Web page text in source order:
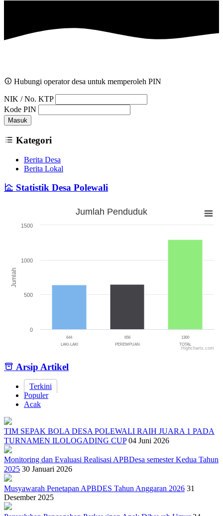
Hubungi operator desa untuk memperoleh PIN
NIK / No. KTP
Kode PIN
Masuk
Kategori
Berita Desa
Berita Lokal
Statistik Desa Polewali
Jumlah
Jumlah Penduduk
644
LAKI-LAKI
656
PEREMPUAN
1300
TOTAL
0
500
1000
1500
Highcharts.com
Arsip Artikel
Terkini
Populer
Acak
TIM SEPAK BOLA DESA POLEWALI RAIH JUARA 1 PADA
TURNAMEN ILOLOGADING CUP 04 Juni 2026
Monitoring dan Evaluasi Realisasi APBDesa semester Kedua Tahun
2025 30 Januari 2026
Musyawarah Penetapan APBDES Tahun Anggaran 2026 31
Desember 2025